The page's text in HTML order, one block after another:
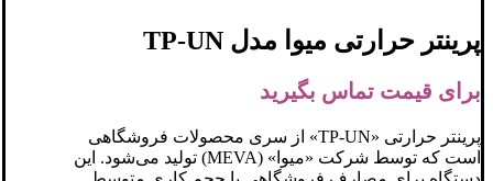
پرینتر حرارتی میوا مدل TP-UN
برای قیمت تماس بگیرید
پرینتر حرارتی «TP-UN» از سری‌ محصولات فروشگاهی
است که توسط شرکت «میوا» (MEVA) تولید می‌شود. این